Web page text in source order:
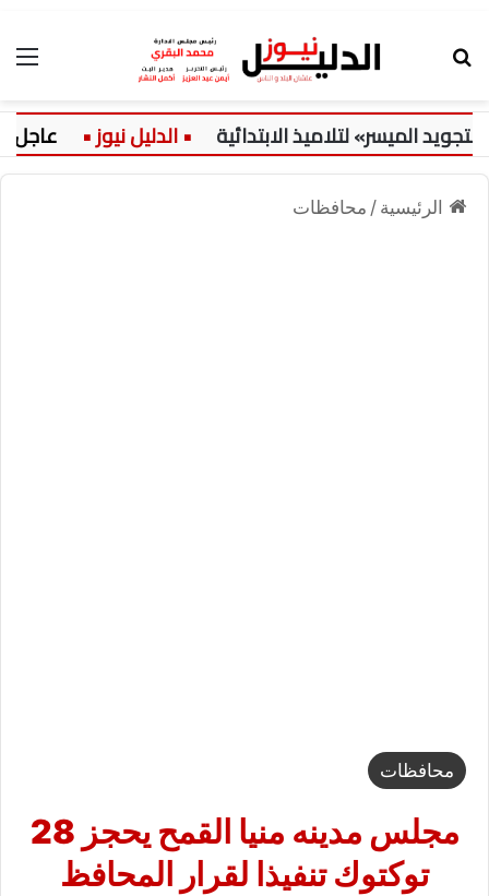
الميسر» لتلاميذ الابتدائية عاجل:
الرئيسية / محافظات
محافظات
مجلس مدينه منيا القمح يحجز 28
توكتوك تنفيذا لقرار المحافظ